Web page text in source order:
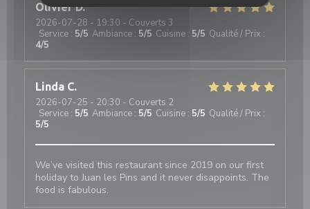
Olivier D
2026-07-28 - 19:30 - Couverts 3
Service : 5/5 Ambiance : 5/5 Cuisine : 5/5 Qualité / Prix :
4/5
Linda C
2026-07-25 - 20:30 - Couverts 2
Service : 5/5 Ambiance : 5/5 Cuisine : 5/5 Qualité / Prix :
5/5
We’ve visited this restaurant since 2019 on our first
holiday to Juan les Pins and it never disappoints. The
food is fabulous.